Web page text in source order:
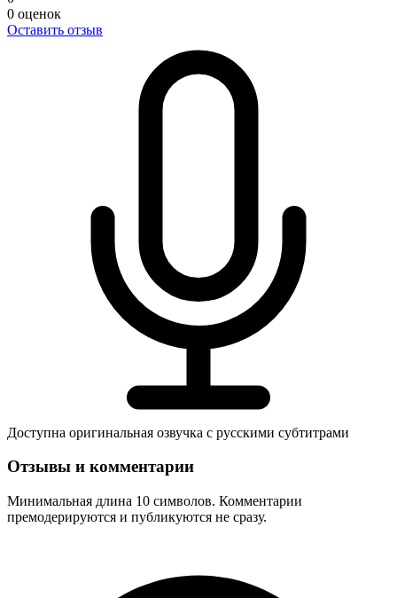
0 оценок
Оставить отзыв
Доступна оригинальная озвучка с русскими субтитрами
Отзывы и комментарии
Минимальная длина 10 символов. Комментарии
премодерируются и публикуются не сразу.